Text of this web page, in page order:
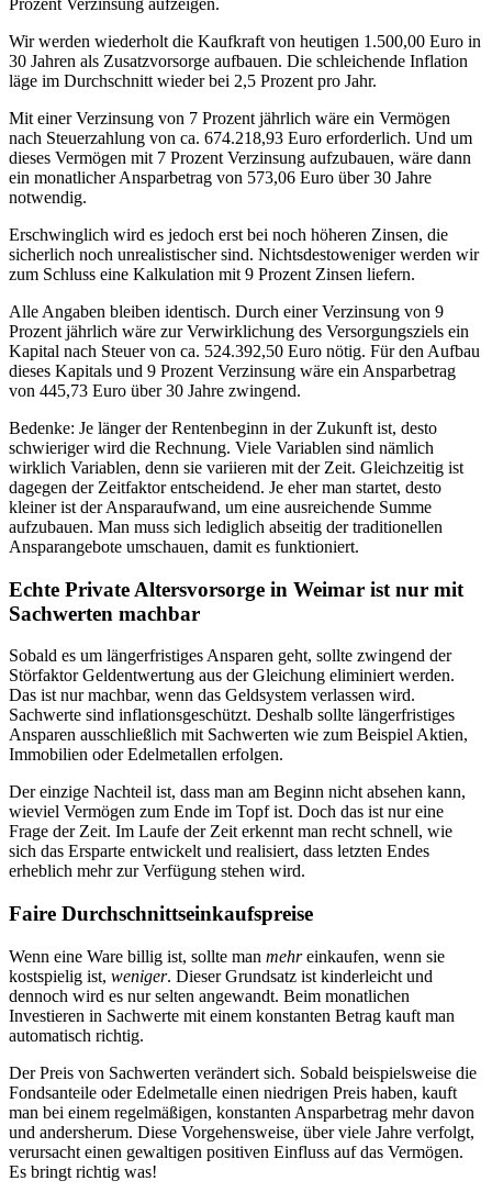
Prozent Verzinsung aufzeigen.
Wir werden wiederholt die Kaufkraft von heutigen 1.500,00 Euro in
30 Jahren als Zusatzvorsorge aufbauen. Die schleichende Inflation
läge im Durchschnitt wieder bei 2,5 Prozent pro Jahr.
Mit einer Verzinsung von 7 Prozent jährlich wäre ein Vermögen
nach Steuerzahlung von ca. 674.218,93 Euro erforderlich. Und um
dieses Vermögen mit 7 Prozent Verzinsung aufzubauen, wäre dann
ein monatlicher Ansparbetrag von 573,06 Euro über 30 Jahre
notwendig.
Erschwinglich wird es jedoch erst bei noch höheren Zinsen, die
sicherlich noch unrealistischer sind. Nichtsdestoweniger werden wir
zum Schluss eine Kalkulation mit 9 Prozent Zinsen liefern.
Alle Angaben bleiben identisch. Durch einer Verzinsung von 9
Prozent jährlich wäre zur Verwirklichung des Versorgungsziels ein
Kapital nach Steuer von ca. 524.392,50 Euro nötig. Für den Aufbau
dieses Kapitals und 9 Prozent Verzinsung wäre ein Ansparbetrag
von 445,73 Euro über 30 Jahre zwingend.
Bedenke: Je länger der Rentenbeginn in der Zukunft ist, desto
schwieriger wird die Rechnung. Viele Variablen sind nämlich
wirklich Variablen, denn sie variieren mit der Zeit. Gleichzeitig ist
dagegen der Zeitfaktor entscheidend. Je eher man startet, desto
kleiner ist der Ansparaufwand, um eine ausreichende Summe
aufzubauen. Man muss sich lediglich abseitig der traditionellen
Ansparangebote umschauen, damit es funktioniert.
Echte Private Altersvorsorge in Weimar ist nur mit
Sachwerten machbar
Sobald es um längerfristiges Ansparen geht, sollte zwingend der
Störfaktor Geldentwertung aus der Gleichung eliminiert werden.
Das ist nur machbar, wenn das Geldsystem verlassen wird.
Sachwerte sind inflationsgeschützt. Deshalb sollte längerfristiges
Ansparen ausschließlich mit Sachwerten wie zum Beispiel Aktien,
Immobilien oder Edelmetallen erfolgen.
Der einzige Nachteil ist, dass man am Beginn nicht absehen kann,
wieviel Vermögen zum Ende im Topf ist. Doch das ist nur eine
Frage der Zeit. Im Laufe der Zeit erkennt man recht schnell, wie
sich das Ersparte entwickelt und realisiert, dass letzten Endes
erheblich mehr zur Verfügung stehen wird.
Faire Durchschnittseinkaufspreise
Wenn eine Ware billig ist, sollte man mehreinkaufen, wenn sie
kostspielig ist, weniger. Dieser Grundsatz ist kinderleicht und
dennoch wird es nur selten angewandt. Beim monatlichen
Investieren in Sachwerte mit einem konstanten Betrag kauft man
automatisch richtig.
Der Preis von Sachwerten verändert sich. Sobald beispielsweise die
Fondsanteile oder Edelmetalle einen niedrigen Preis haben, kauft
man bei einem regelmäßigen, konstanten Ansparbetrag mehr davon
und andersherum. Diese Vorgehensweise, über viele Jahre verfolgt,
verursacht einen gewaltigen positiven Einfluss auf das Vermögen.
Es bringt richtig was!